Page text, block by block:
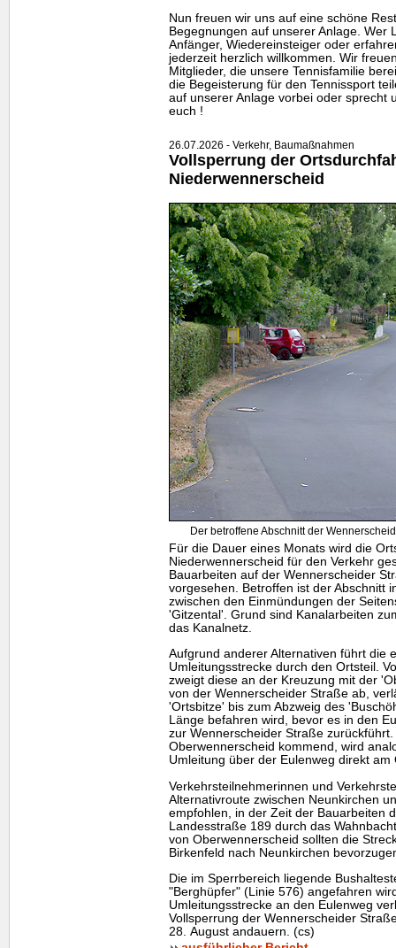
Nun freuen wir uns auf eine schöne
Begegnungen auf unserer Anlage. Wer
Anfänger, Wiedereinsteiger oder
jederzeit herzlich willkommen. Wir
Mitglieder, die unsere Tennisfamilie
die Begeisterung für den Tennissport
auf unserer Anlage vorbei oder sprecht
euch !
26.07.2026 - Verkehr, Baumaßnahmen
Vollsperrung der
Niederwennerscheid
Der betroffene Abschnitt der
Für die Dauer eines Monats wird die
Niederwennerscheid für den Verkehr
Bauarbeiten auf der Wennerscheider
vorgesehen. Betroffen ist der Abschnitt
zwischen den Einmündungen der
'Gitzental'. Grund sind Kanalarbeiten
das Kanalnetz.
Aufgrund anderer Alternativen führt die
Umleitungsstrecke durch den Ortsteil.
zweigt diese an der Kreuzung mit der
von der Wennerscheider Straße ab,
'Ortsbitze' bis zum Abzweig des
Länge befahren wird, bevor es in den
zur Wennerscheider Straße
Oberwennerscheid kommend, wird
Umleitung über der Eulenweg direkt
Verkehrsteilnehmerinnen und
Alternativroute zwischen Neunkirchen
empfohlen, in der Zeit der Bauarbeiten
Landesstraße 189 durch das
von Oberwennerscheid sollten die
Birkenfeld nach Neunkirchen
Die im Sperrbereich liegende
"Berghüpfer" (Linie 576) angefahren
Umleitungsstrecke an den Eulenweg
Vollsperrung der Wennerscheider
28. August andauern. (cs)